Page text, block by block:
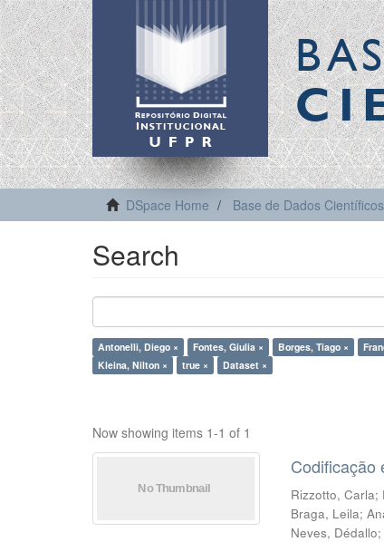
DSpace Home Base de Dados Científicos
Search
Antonelli, Diego × Fontes, Giulia × Borges, Tiago ×
Kleina, Nilton ×
true × Dataset ×
Now showing items 1-1 of 1
Codificação
Rizzotto, Carla;
Braga, Leila;
Neves, Dédallo;